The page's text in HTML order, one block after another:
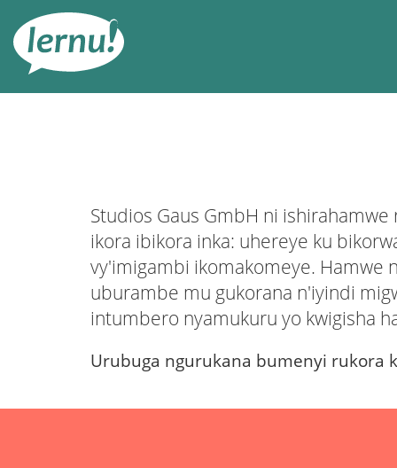
rupapuro
rw'ibirimwo
Studios Gaus GmbH ni
ikora ibikora inka: uhereye ku
vy'imigambi ikomakomeye. Hamwe
uburambe mu gukorana n'iyindi
intumbero nyamukuru yo kwigisha
Urubuga ngurukana bumenyi rukora